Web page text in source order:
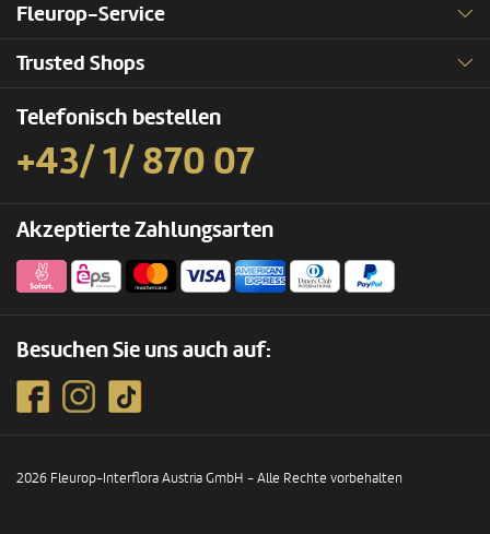
Fleurop-Service
Trusted Shops
Telefonisch bestellen
+43/ 1/ 870 07
Akzeptierte Zahlungsarten
Besuchen Sie uns auch auf:
2026 Fleurop-Interflora Austria GmbH - Alle Rechte vorbehalten